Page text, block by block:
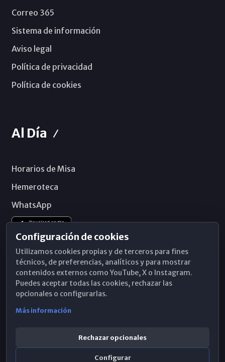
Correo 365
Sistema de información
Aviso legal
Política de privacidad
Política de cookies
Al Día
Horarios de Misa
Hemeroteca
WhatsApp
Configuración de cookies
Utilizamos cookies propias y de terceros para fines
técnicos, de preferencias, analíticos y para mostrar
contenidos externos como YouTube, X o Instagram.
Puedes aceptar todas las cookies, rechazar las
opcionales o configurarlas.
Más información
Rechazar opcionales
Configurar